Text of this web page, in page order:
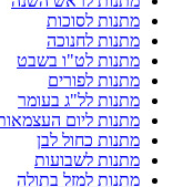
מתנות לסוכות
מתנות לחנוכה
מתנות לט"ו בשבט
מתנות לפורים
מתנות לל"ג בעומר
מתנות ליום
מתנות כחול לבן
מתנות לשבועות
מתנות למזל בתולה